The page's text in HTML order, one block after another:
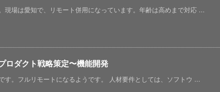
現場は愛知で、リモート併用になっています。年齢は高めまで対応 ...
ロダクト戦略策定〜機能開発
す。フルリモートになるようです。 人材要件としては、ソフトウ ...